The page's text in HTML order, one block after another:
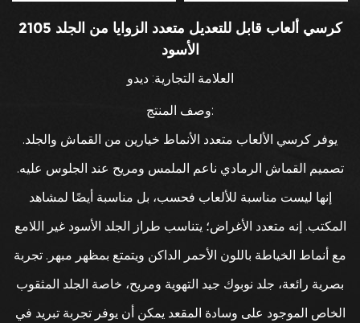
2105 كرسي ألعاب قابل للتعديل متعدد الزوايا من الجلد
الأسود
العلامة التجارية: ديدو
وصف المنتج:
يوفر كرسي الألعاب متعدد الأنماط خيارين من القماش والجلد.
تصميم القماش الرمادي ناعم الملمس ومريح عند الجلوس عليه.
إنها ليست مناسبة للألعاب فحسب، بل مناسبة أيضًا لمشاهد
المكتب. إنه متعدد الأغراض؛ يتناسب طراز الجلد الأسود غير اللامع
مع أنماط الخياطة باللون الأحمر الداكن ويتمتع بمظهر مبهر. تجربة
بصرية رائعة، جلد نوبوك جيد التهوية ومريح، خاصة الجلد المثقوب
الخاص الموجود على وسادة المقعد يمكن أن يوفر تجربة تبريد في